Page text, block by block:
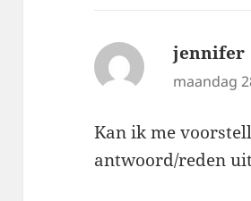
jennifer
maandag
Kan ik me
antwoord/reden